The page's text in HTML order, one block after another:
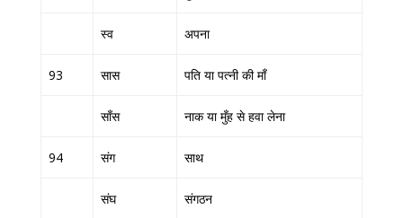
स्व अपना
93 सास पति या पत्नी की माँ
साँस नाक या मुँह से हवा लेना
94 संग साथ
संघ संगठन